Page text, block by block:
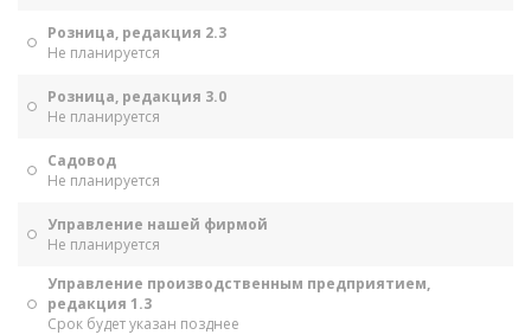
Розница, редакция 2.3
Не планируется
Розница, редакция 3.0
Не планируется
Садовод
Не планируется
Управление нашей фирмой
Не планируется
Управление производственным предприятием,
редакция 1.3
Срок будет указан позднее